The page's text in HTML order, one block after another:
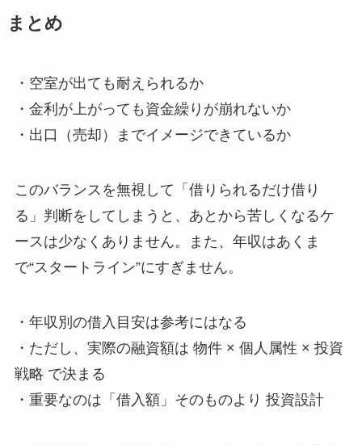
まとめ
・空室が出ても耐えられるか
・金利が上がっても資金繰りが崩れないか
・出口（売却）までイメージできているか
このバランスを無視して「借りられるだけ借り
る」判断をしてしまうと、あとから苦しくなるケ
ースは少なくありません。また、年収はあくま
で“スタートライン”にすぎません。
・年収別の借入目安は参考にはなる
・ただし、実際の融資額は 物件 × 個人属性 × 投資
戦略 で決まる
・重要なのは「借入額」そのものより 投資設計